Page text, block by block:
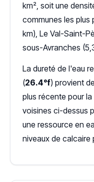
km², soit une
communes les plus
km), Le Val-Saint-
sous-Avranches
La dureté de l'eau
(26.4°f) provient
plus récente pour
voisines ci-dessus
une ressource en
niveaux de calcaire